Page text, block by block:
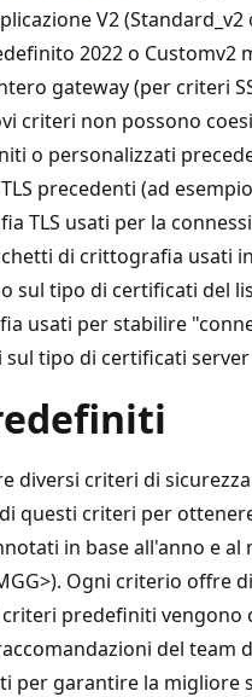
V2 (Standard_v2
2022 o Customv2
gateway (per criteri
criteri non possono
o personalizzati
precedenti (ad esempio
TLS usati per la
di crittografia usati
sul tipo di certificati del
usati per stabilire
sul tipo di certificati
diversi criteri di
questi criteri per
in base all'anno e
Ogni criterio offre
predefiniti
del team
per garantire la migliore